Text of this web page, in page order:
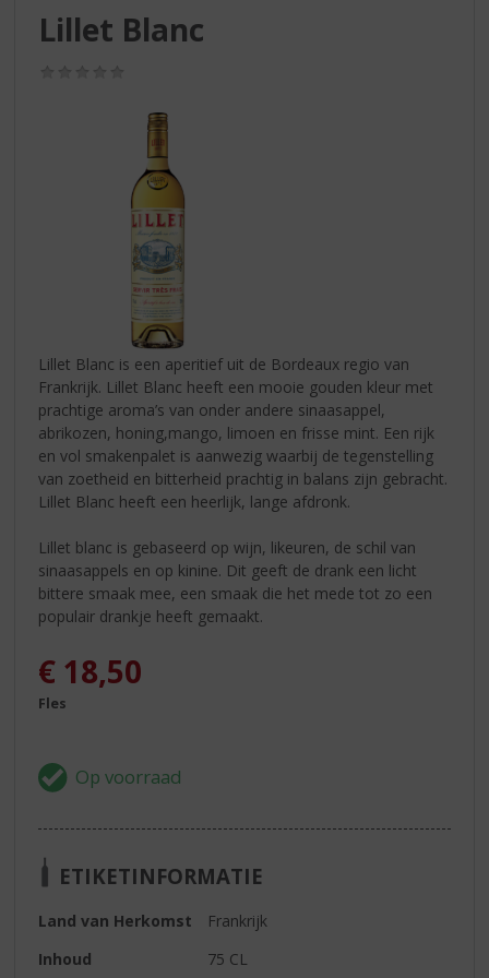
Lillet Blanc
Lillet Blanc is een aperitief uit de Bordeaux regio van
Frankrijk. Lillet Blanc heeft een mooie gouden kleur met
prachtige aroma’s van onder andere sinaasappel,
abrikozen, honing,mango, limoen en frisse mint. Een rijk
en vol smakenpalet is aanwezig waarbij de tegenstelling
van zoetheid en bitterheid prachtig in balans zijn gebracht.
Lillet Blanc heeft een heerlijk, lange afdronk.
Lillet blanc is gebaseerd op wijn, likeuren, de schil van
sinaasappels en op kinine. Dit geeft de drank een licht
bittere smaak mee, een smaak die het mede tot zo een
populair drankje heeft gemaakt.
€ 18,50
Fles
ETIKETINFORMATIE
Land van Herkomst
Frankrijk
Inhoud
75 CL